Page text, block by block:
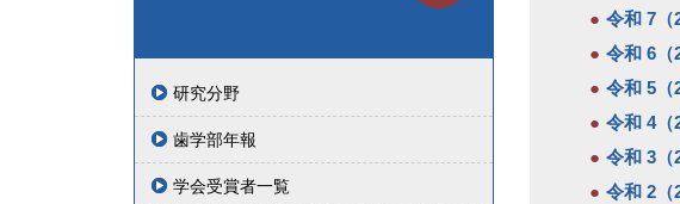
研究分野
歯学部年報
学会受賞者一覧
令和 7（
令和 6（
令和 5（
令和 4（
令和 3（
令和 2（